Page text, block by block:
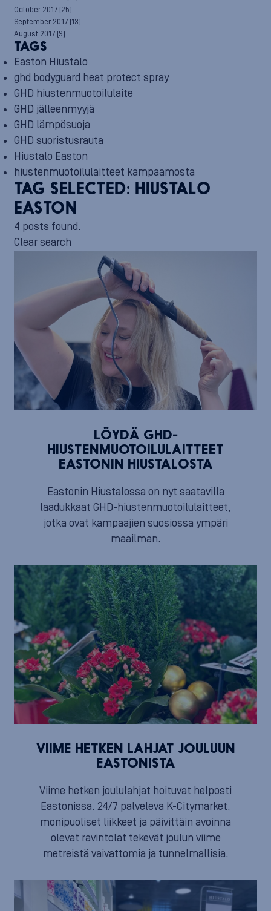
October 2017 (25)
September 2017 (13)
August 2017 (9)
TAGS
Easton Hiustalo
ghd bodyguard heat protect spray
GHD hiustenmuotoilulaite
GHD jälleenmyyjä
GHD lämpösuoja
GHD suoristusrauta
Hiustalo Easton
hiustenmuotoilulaitteet kampaamosta
TAG SELECTED: HIUSTALO
EASTON
4 posts found.
Clear search
LÖYDÄ GHD-
HIUSTENMUOTOILULAITTEET
EASTONIN HIUSTALOSTA
Eastonin Hiustalossa on nyt saatavilla
laadukkaat GHD-hiustenmuotoilulaitteet,
jotka ovat kampaajien suosiossa ympäri
maailman.
VIIME HETKEN LAHJAT JOULUUN
EASTONISTA
Viime hetken joululahjat hoituvat helposti
Eastonissa. 24/7 palveleva K-Citymarket,
monipuoliset liikkeet ja päivittäin avoinna
olevat ravintolat tekevät joulun viime
metreistä vaivattomia ja tunnelmallisia.